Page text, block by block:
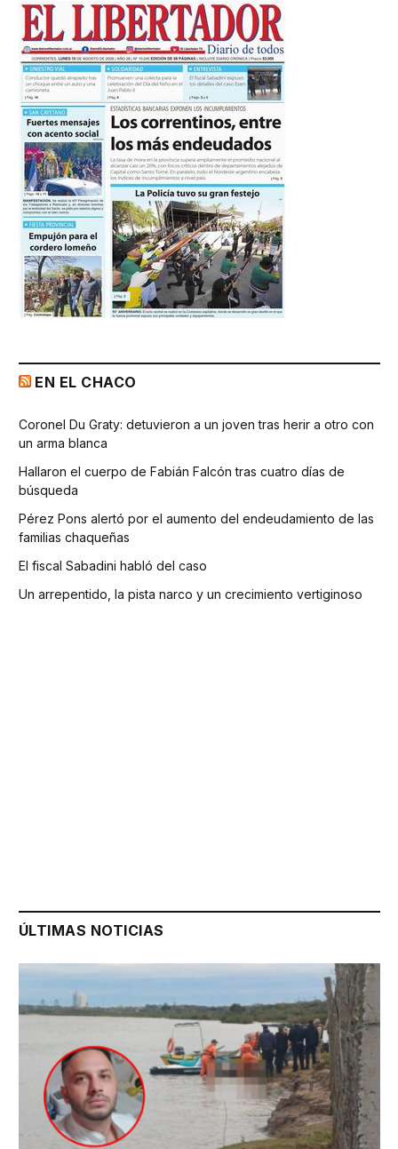
EN EL CHACO
Coronel Du Graty: detuvieron a un joven tras herir a otro con
un arma blanca
Hallaron el cuerpo de Fabián Falcón tras cuatro días de
búsqueda
Pérez Pons alertó por el aumento del endeudamiento de las
familias chaqueñas
El fiscal Sabadini habló del caso
Un arrepentido, la pista narco y un crecimiento vertiginoso
ÚLTIMAS NOTICIAS